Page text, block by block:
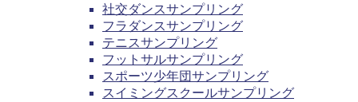
社交ダンスサンプリング
フラダンスサンプリング
テニスサンプリング
フットサルサンプリング
スポーツ少年団サンプリング
スイミングスクールサンプリング